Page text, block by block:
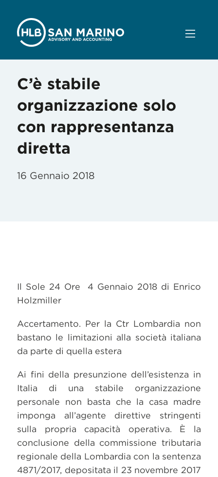
C’è stabile
organizzazione solo
con rappresentanza
diretta
16 Gennaio 2018
Il Sole 24 Ore 4 Gennaio 2018 di Enrico
Holzmiller
Accertamento. Per la Ctr Lombardia non
bastano le limitazioni alla società italiana
da parte di quella estera
Ai fini della presunzione dell’esistenza in
Italia di una stabile organizzazione
personale non basta che la casa madre
imponga all’agente direttive stringenti
sulla propria capacità operativa. È la
conclusione della commissione tributaria
regionale della Lombardia con la sentenza
4871/2017, depositata il 23 novembre 2017